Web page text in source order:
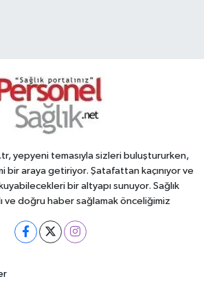
yepyeni temasıyla sizleri buluştururken,
bir araya getiriyor. Şatafattan kaçınıyor ve
bir altyapı sunuyor. Sağlık
ve doğru haber sağlamak önceliğimiz